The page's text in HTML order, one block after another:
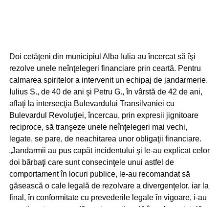
Doi cetăţeni din municipiul Alba Iulia au încercat să îşi
rezolve unele neînţelegeri financiare prin ceartă. Pentru
calmarea spiritelor a intervenit un echipaj de jandarmerie.
Iulius S., de 40 de ani şi Petru G., în vârstă de 42 de ani,
aflaţi la intersecţia Bulevardului Transilvaniei cu
Bulevardul Revoluţiei, încercau, prin expresii jignitoare
reciproce, să tranşeze unele neînţelegeri mai vechi,
legate, se pare, de neachitarea unor obligaţii financiare.
„Jandarmii au pus capăt incidentului şi le-au explicat celor
doi bărbaţi care sunt consecinţele unui astfel de
comportament în locuri publice, le-au recomandat să
găsească o cale legală de rezolvare a divergenţelor, iar la
final, în conformitate cu prevederile legale în vigoare, i-au